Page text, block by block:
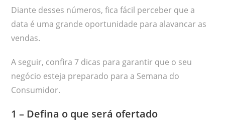
Diante desses números, fica fácil perceber que a
data é uma grande oportunidade para alavancar as
vendas.
A seguir, confira 7 dicas para garantir que o seu
negócio esteja preparado para a Semana do
Consumidor.
1 – Defina o que será ofertado